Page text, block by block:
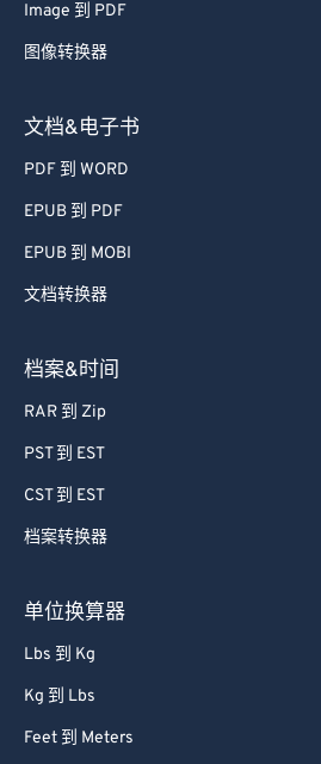
Image 到 PDF
图像转换器
文档&电子书
PDF 到 WORD
EPUB 到 PDF
EPUB 到 MOBI
文档转换器
档案&时间
RAR 到 Zip
PST 到 EST
CST 到 EST
档案转换器
单位换算器
Lbs 到 Kg
Kg 到 Lbs
Feet 到 Meters